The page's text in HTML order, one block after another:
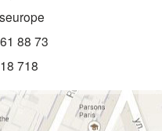
88 73
718